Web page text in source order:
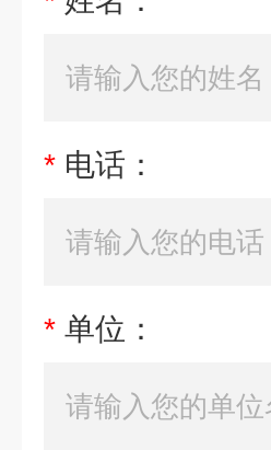
* 电话：
* 单位：